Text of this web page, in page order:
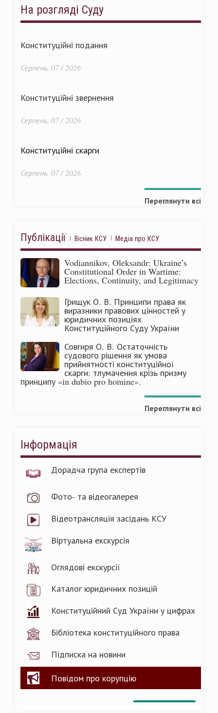
На розгляді Суду
Конституційні подання
Серпень, 07 / 2026
Конституційні звернення
Серпень, 07 / 2026
Конституційні скарги
Серпень, 07 / 2026
Переглянути всі
Публікації Вісник КСУ Медіа про КСУ
Vodiannikov, Oleksandr: Ukraine’s
Constitutional Order in Wartime:
Elections, Continuity, and Legitimacy
Грищук О. В. Принципи права як
виразники правових цінностей у
юридичних позиціях
Конституційного Суду України
Совгиря О. В. Остаточність
судового рішення як умова
прийнятності конституційної
скарги: тлумачення крізь призму
принципу «in dubio pro homine».
Переглянути всі
Інформація
Дорадча група експертів
Фото- та відеогалерея
Відеотрансляція засідань КСУ
Віртуальна екскурсія
Оглядові екскурсії
Каталог юридичних позицій
Конституційний Суд України у цифрах
Бібліотека конституційного права
Підписка на новини
Повідом про корупцію